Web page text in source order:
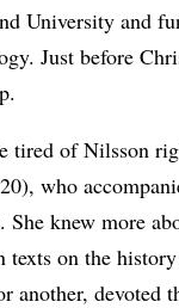
University and
Just before
tired of Nilsson
who
knew more
on the
devoted